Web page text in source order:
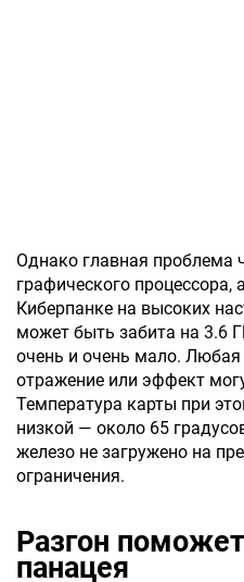
Однако главная проблема
графического
Киберпанке на высоких
может быть забита на 3.6
очень и очень мало. Любая
отражение или эффект
Температура карты при
низкой — около 65
железо не загружено на
ограничения.
Разгон
панацея